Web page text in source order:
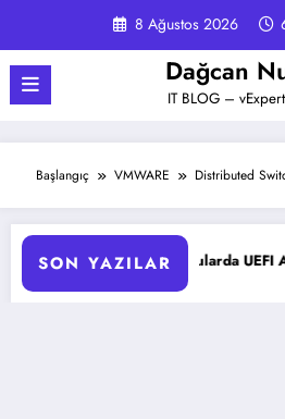
8 Ağustos 2026
Dağcan
IT BLOG – vExpert
Başlangıç VMWARE Distributed
SON YAZILAR
Sunucularda UEFI Ayarlarını